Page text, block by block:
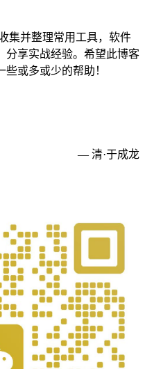
集并整理常用工具，软件
分享实战经验。希望此博客
或多或少的帮助！
— 清·于成龙